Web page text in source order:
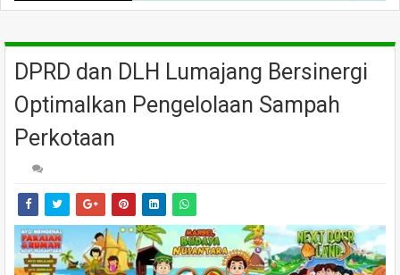
DPRD dan DLH Lumajang Bersinergi
Optimalkan Pengelolaan Sampah
Perkotaan